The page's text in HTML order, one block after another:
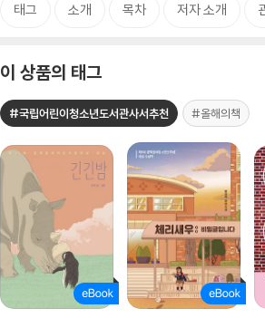
태그 소개 목차 저자 소개
이 상품의 태그
#국립어린이청소년도서관사서추천 #올해의책